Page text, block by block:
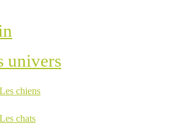
univers
Les chiens
Les chats